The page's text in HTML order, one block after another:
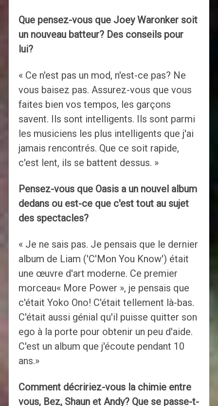
Que pensez-vous que Joey Waronker soit
un nouveau batteur? Des conseils pour
lui?
« Ce n'est pas un mod, n'est-ce pas? Ne
vous baisez pas. Assurez-vous que vous
faites bien vos tempos, les garçons
savent. Ils sont intelligents. Ils sont parmi
les musiciens les plus intelligents que j'ai
jamais rencontrés. Que ce soit rapide,
c'est lent, ils se battent dessus. »
Pensez-vous que Oasis a un nouvel album
dedans ou est-ce que c'est tout au sujet
des spectacles?
« Je ne sais pas. Je pensais que le dernier
album de Liam ('C'Mon You Know') était
une œuvre d'art moderne. Ce premier
morceau« More Power », je pensais que
c'était Yoko Ono! C'était tellement là-bas.
C'était aussi génial qu'il puisse quitter son
ego à la porte pour obtenir un peu d'aide.
C'est un album que j'écoute pendant 10
ans.»
Comment décririez-vous la chimie entre
vous, Bez, Shaun et Andy? Que se passe-t-